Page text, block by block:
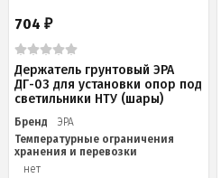
704 ₽
Держатель грунтовый ЭРА
ДГ-03 для установки опор под
светильники НТУ (шары)
Бренд
ЭРА
Температурные ограничения
хранения и перевозки
нет